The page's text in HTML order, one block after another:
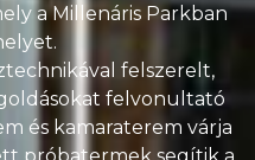
a Millenáris Parkban
felszerelt,
felvonultató
és kamaraterem várja